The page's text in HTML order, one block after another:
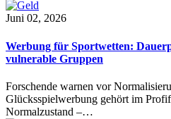
Juni 02, 2026
Werbung für Sportwetten:
vulnerable Gruppen
Forschende warnen vor
Glücksspielwerbung gehört im
Normalzustand –…